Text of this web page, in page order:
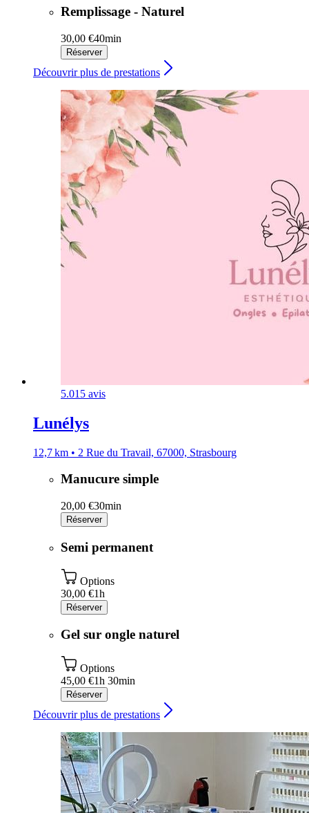
Remplissage - Naturel
30,00 €40min
Réserver
Découvrir plus de prestations
5.015 avis
Lunélys
12,7 km • 2 Rue du Travail, 67000, Strasbourg
Manucure simple
20,00 €30min
Réserver
Semi permanent
Options
30,00 €1h
Réserver
Gel sur ongle naturel
Options
45,00 €1h 30min
Réserver
Découvrir plus de prestations